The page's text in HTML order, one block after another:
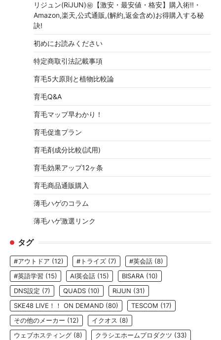
リジュン(RiJUN)㊙【激安・最安値・格安】購入術!!・
Amazon,楽天,公式通販,(解約,返金含め)お得購入する秘
訣!
初めにお読みください
特定商取引法記載事項
育毛5大原則と植物比較論
育毛Q&A
育毛マップ早わかり！
育毛促進プラン
育毛剤成分比較(試用)
育毛効果アップ12ヶ条
育毛商品通販購入
薄毛ハゲのコラム
薄毛ハゲ激選リンク
タグ
#アウトドア (12) #トライズ (7) #英会話 (8)
#英語学習 (15) AI英会話 (15) BISARA (10)
DNS設定 (7) QUADS (10) RiJUN (31)
SKE48 LIVE！！ ON DEMAND (80) TESCOM (17)
その他のメーカー (12) イクオス (8)
ウェブホスティング (8) クラシエホームプロダクツ (33)